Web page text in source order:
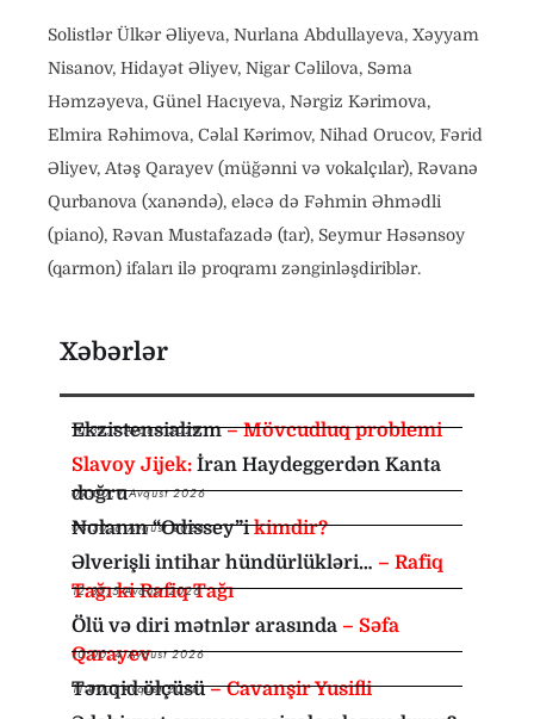
Solistlər Ülkər Əliyeva, Nurlana Abdullayeva, Xəyyam
Nisanov, Hidayət Əliyev, Nigar Cəlilova, Səma
Həmzəyeva, Günel Hacıyeva, Nərgiz Kərimova,
Elmira Rəhimova, Cəlal Kərimov, Nihad Orucov, Fərid
Əliyev, Atəş Qarayev (müğənni və vokalçılar), Rəvanə
Qurbanova (xanəndə), eləcə də Fəhmin Əhmədli
(piano), Rəvan Mustafazadə (tar), Seymur Həsənsoy
(qarmon) ifaları ilə proqramı zənginləşdiriblər.
Xəbərlər
Ekzistensializm– Mövcudluq problemi
10:35,7 Avqust 2026
Slavoy Jijek: İran Haydeggerdən Kanta
doğru
09:00,7 Avqust 2026
Nolanın “Odissey”ikimdir?
08:30,6 Avqust 2026
Əlverişli intihar hündürlükləri… – Rafiq
Tağı ki Rafiq Tağı
12:35,5 Avqust 2026
Ölü və diri mətnlər arasında – Səfa
Qarayev
10:00,4 Avqust 2026
Tənqid ölçüsü– Cavanşir Yusifli
11:00,1 Avqust 2026